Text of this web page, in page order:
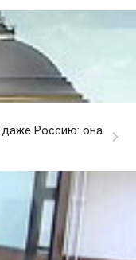
даже Россию: она